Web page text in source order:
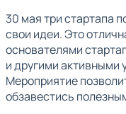
30 мая три стартапа
свои идеи. Это
основателями
и другими активными
Мероприятие
обзавестись